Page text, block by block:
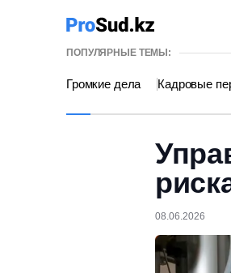
ПОПУЛЯРНЫЕ ТЕМЫ:
Громкие дела Кадровые
08.06.2026